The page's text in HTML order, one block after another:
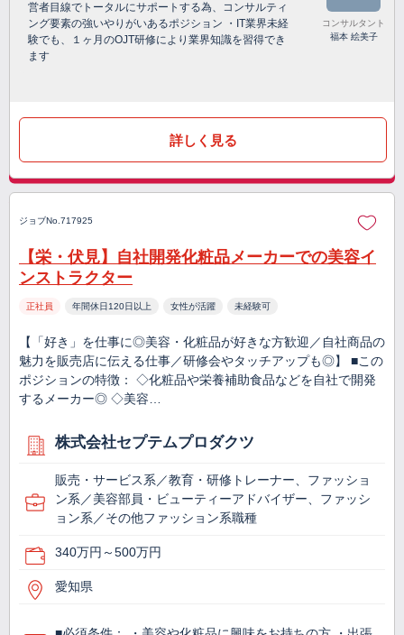
営者目線でトータルにサポートする為、コンサルティ
ング要素の強いやりがいあるポジション ・IT業界未経
験でも、１ヶ月のOJT研修により業界知識を習得でき
ます
コンサルタント
福本 絵美子
詳しく見る
ジョブNo.717925
【栄・伏見】自社開発化粧品メーカーでの美容イ
ンストラクター
正社員 年間休日120日以上 女性が活躍 未経験可
【「好き」を仕事に◎美容・化粧品が好きな方歓迎／自社商品の
魅力を販売店に伝える仕事／研修会やタッチアップも◎】 ■この
ポジションの特徴： ◇化粧品や栄養補助食品などを自社で開発
するメーカー◎ ◇美容…
株式会社セプテムプロダクツ
販売・サービス系／教育・研修トレーナー、ファッショ
ン系／美容部員・ビューティーアドバイザー、ファッシ
ョン系／その他ファッション系職種
340万円～500万円
愛知県